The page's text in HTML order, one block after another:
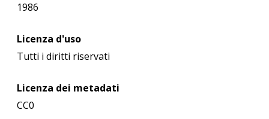
1986
Licenza d'uso
Tutti i diritti riservati
Licenza dei metadati
CC0